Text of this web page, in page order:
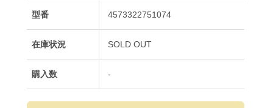
型番 4573322751074
在庫状況 SOLD OUT
購入数 -